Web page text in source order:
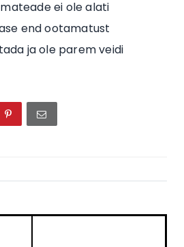
ei ole alati
end ootamatust
ja ole parem veidi